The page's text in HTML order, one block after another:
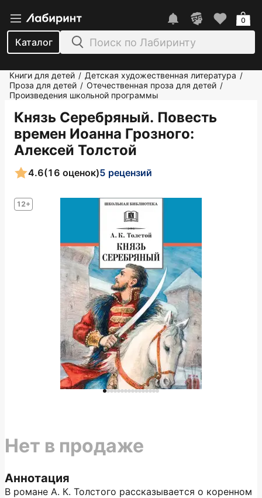
Каталог
0
Книги для детей / Детская художественная литература /
Проза для детей / Отечественная проза для детей /
Произведения школьной программы
Князь Серебряный. Повесть
времен Иоанна Грозного:
Алексей Толстой
12+
4.6(16 оценок)5 рецензий
Аннотация
В романе А. К. Толстого рассказывается о коренном
Нет в продаже